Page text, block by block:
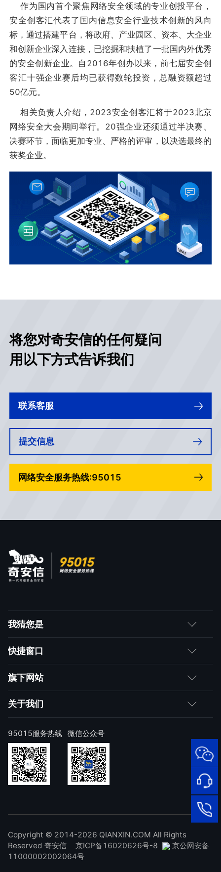
作为国内首个聚焦网络安全领域的专业创投平台，
安全创客汇代表了国内信息安全行业技术创新的风向
标，通过搭建平台，将政府、产业园区、资本、大企业
和创新企业深入连接，已挖掘和扶植了一批国内外优秀
的安全创新企业。自2016年创办以来，前七届安全创
客汇十强企业赛后均已获得数轮投资，总融资额超过
50亿元。
相关负责人介绍，2023安全创客汇将于2023北京
网络安全大会期间举行。20强企业还须通过半决赛、
决赛环节，面临更加专业、严格的评审，以决选最终的
获奖企业。
95015
网络安
全服务
热线
在线客
将您对奇安信的任何疑问
用以下方式告诉我们
联系客服
提交信息
网络安全服务热线:95015
我猜您是
客户
合作伙伴
求职者
快捷窗口
如何购买
产品注册与激活
样本上报
奇安信天守安全软件
顽固病毒专杀工具
旗下网站
网神
技术研究院
威胁情报中心
补天漏洞响应平台
关于我们
公司简介
公司新闻
发展历程
进出口合规声明
95015服务热线 微信公众号
Copyright © 2014-2026 QIANXIN.COM All Rights
Reserved 奇安信
京ICP备16020626号-8
京公网安备
11000002002064号